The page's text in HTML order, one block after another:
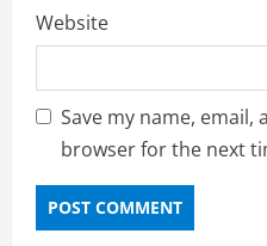
Website
Save my name, email,
browser for the next